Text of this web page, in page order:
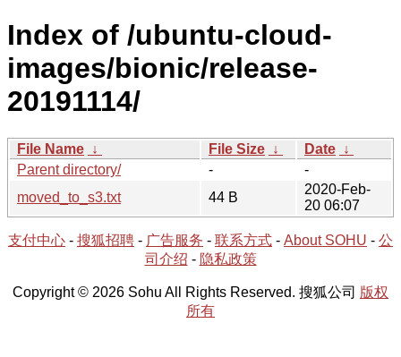
Index of /ubuntu-cloud-
images/bionic/release-
20191114/
File Name ↓ File Size ↓ Date ↓
Parent directory/
-
-
moved_to_s3.txt
44 B
2020-Feb-
20 06:07
支付中心 - 搜狐招聘 - 广告服务 - 联系方式 - About SOHU - 公
司介绍 - 隐私政策
Copyright © 2026 Sohu All Rights Reserved. 搜狐公司 版权
所有